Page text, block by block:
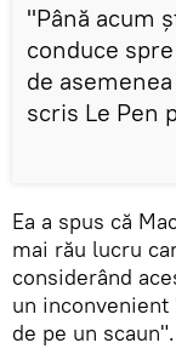
"Până acum
conduce
de
scris Le Pen
Ea a spus că
mai rău lucru
considerând
un
de pe un scaun".